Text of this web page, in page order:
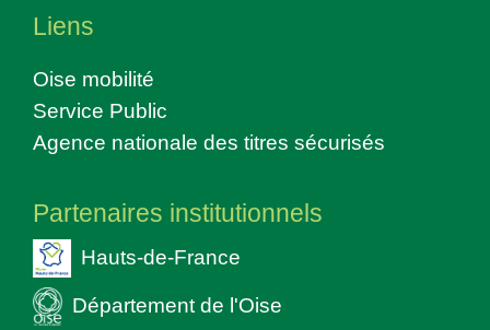
Liens
Oise mobilité
Service Public
Agence nationale des titres sécurisés
Partenaires institutionnels
Hauts-de-France
Département de l'Oise